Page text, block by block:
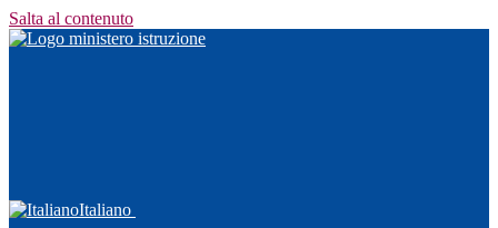
Salta al contenuto
Italiano